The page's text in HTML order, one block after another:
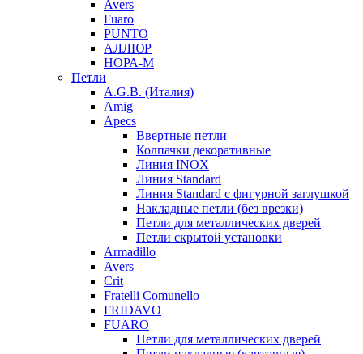
Avers
Fuaro
PUNTO
АЛЛЮР
НОРА-М
Петли
A.G.B. (Италия)
Amig
Apecs
Ввертные петли
Колпачки декоративные
Линия INOX
Линия Standard
Линия Standard с фигурной заглушкой
Накладные петли (без врезки)
Петли для металлических дверей
Петли скрытой установки
Armadillo
Avers
Crit
Fratelli Comunello
FRIDAVO
FUARO
Петли для металлических дверей